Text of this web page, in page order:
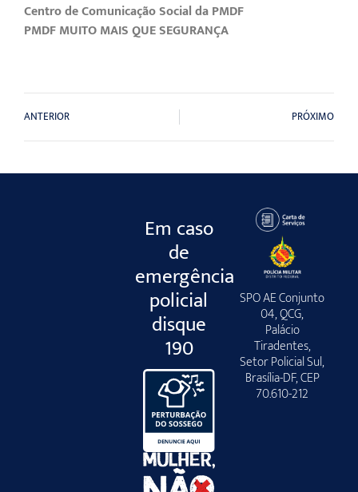
Centro de Comunicação Social da PMDF
PMDF MUITO MAIS QUE SEGURANÇA
ANTERIOR PRÓXIMO
Em caso
de
emergência
policial
disque
190
SPO AE Conjunto
04, QCG,
Palácio
Tiradentes,
Setor Policial Sul,
Brasília-DF, CEP
70.610-212